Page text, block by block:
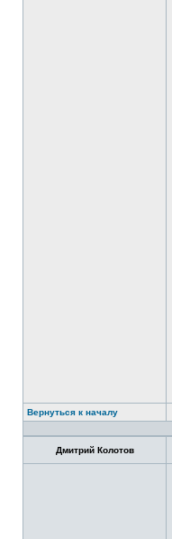
Вернуться к началу
Дмитрий Колотов